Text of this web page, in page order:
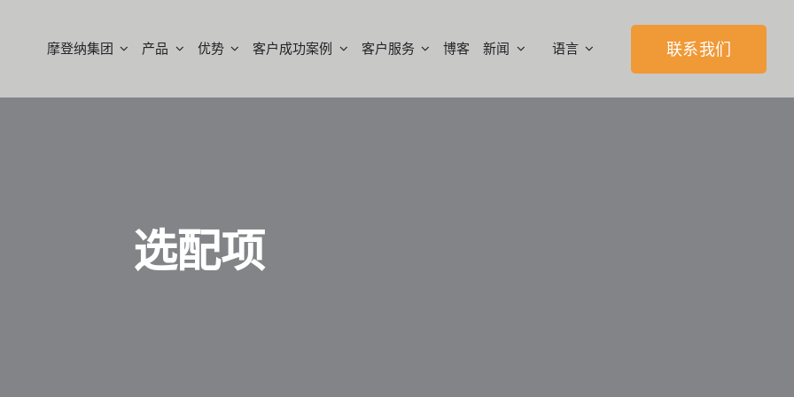
摩登纳集团 产品 优势 客户成功案例 客户服务 博客 新闻 语言 联系我们
选配项